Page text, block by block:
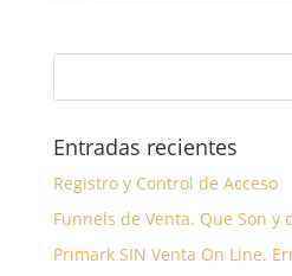
Entradas recientes
Registro y Control de Acceso
Funnels de Venta. Que Son y
Primark SIN Venta On Line.